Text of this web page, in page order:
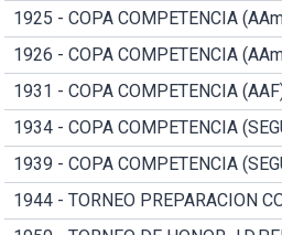
1925 - COPA COMPETENCIA
1926 - COPA COMPETENCIA
1931 - COPA COMPETENCIA
1934 - COPA COMPETENCIA
1939 - COPA COMPETENCIA
1944 - TORNEO PREPARACION